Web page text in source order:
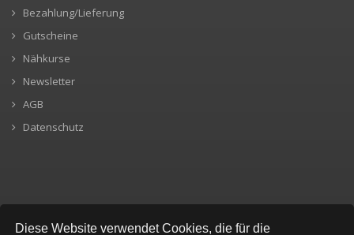
Diese Website verwendet Cookies, die für die
Bezahlung/Lieferung
Gutscheine
Nähkurse
Newsletter
AGB
Datenschutz
SICHERE BEZAHLUNG